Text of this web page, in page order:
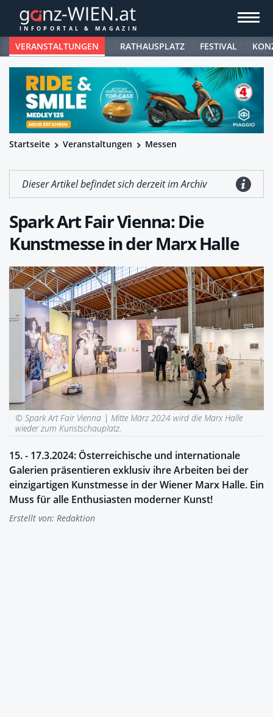
VERANSTALTUNGEN RATHAUSPLATZ FESTIVAL
Startseite Veranstaltungen Messen
Dieser Artikel befindet sich derzeit im Archiv
Spark Art Fair Vienna: Die
Kunstmesse in der Marx Halle
© Spark Art Fair Vienna |Mitte März 2024 wird die Marx Halle
wieder zum Kunstschauplatz.
15. - 17.3.2024: Österreichische und internationale
Galerien präsentieren exklusiv ihre Arbeiten bei der
einzigartigen Kunstmesse in der Wiener Marx Halle. Ein
Muss für alle Enthusiasten moderner Kunst!
Erstellt von: Redaktion